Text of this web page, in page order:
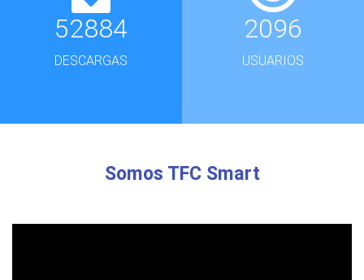
52884
DESCARGAS
2096
USUARIOS
Somos TFC Smart